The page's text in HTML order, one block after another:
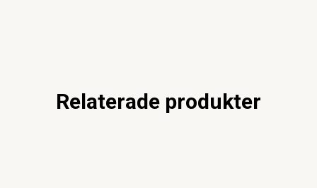
Relaterade produkter